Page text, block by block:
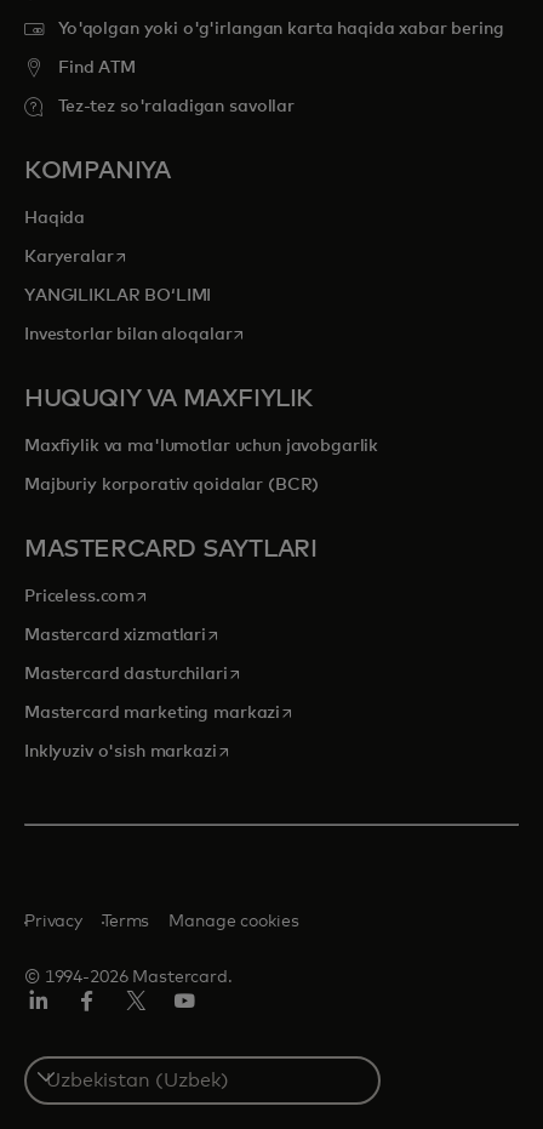
Yo'qolgan yoki o'g'irlangan karta haqida xabar bering
Find ATM
Tez-tez so'raladigan savollar
KOMPANIYA
Haqida
Karyeralaropens in a new tab
YANGILIKLAR BOʻLIMI
Investorlar bilan aloqalaropens in a new tab
HUQUQIY VA MAXFIYLIK
Maxfiylik va ma'lumotlar uchun javobgarlik
Majburiy korporativ qoidalar (BCR)
MASTERCARD SAYTLARI
Priceless.com opens in a new tab
Mastercard xizmatlari opens in a new tab
Mastercard dasturchilariopens in a new tab
Mastercard marketing markazi opens in a new tab
Inklyuziv o'sish markaziopens in a new tab
© 1994-2026 Mastercard.
Privacy Terms Manage cookies
Select
a
country